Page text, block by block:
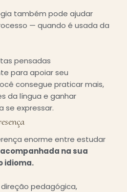
também pode ajudar
— quando é usada da
pensadas
para apoiar seu
consegue praticar mais,
da língua e ganhar
se expressar.
enorme entre estudar
acompanhada na sua
idioma.
pedagógica,